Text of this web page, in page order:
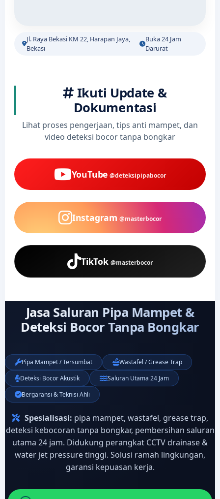
Jl. Raya Bekasi KM 22, Harapan Jaya,
Bekasi
Buka 24 Jam
Darurat
Ikuti Update &
Dokumentasi
Lihat proses pengerjaan, tips anti mampet, dan
video deteksi bocor tanpa bongkar
YouTube @deteksipipabocor
Instagram @masterbocor
TikTok @masterbocor
Jasa Saluran Pipa Mampet &
Deteksi Bocor Tanpa Bongkar
Pipa Mampet / Tersumbat
Wastafel / Grease Trap
Deteksi Bocor Akustik
Saluran Utama 24 Jam
Bergaransi & Teknisi Ahli
Spesialisasi: pipa mampet, wastafel, grease trap,
deteksi kebocoran tanpa bongkar, pembersihan saluran
utama 24 jam. Didukung perangkat CCTV drainase &
water jet pressure tinggi. Solusi ramah lingkungan,
garansi kepuasan kerja.